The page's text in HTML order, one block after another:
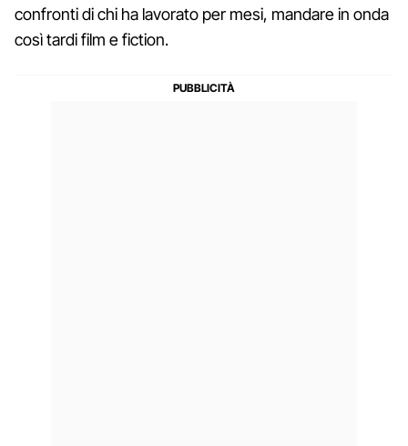
confronti di chi ha lavorato per mesi, mandare in onda
così tardi film e fiction.